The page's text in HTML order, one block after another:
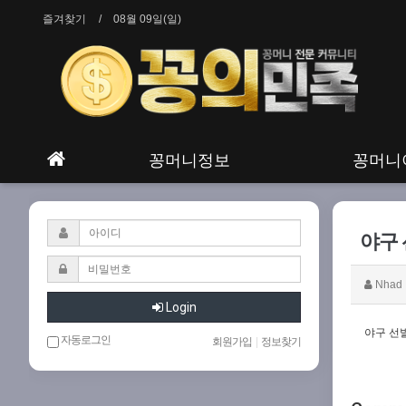
즐겨찾기 08월 09일(일)
꽁머니정보 꽁머니
야구
Nhad
야구 선
Login
자동로그인 회원가입 정보찾기